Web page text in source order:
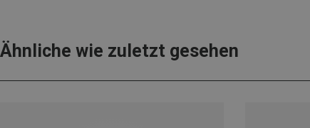
Ähnliche wie zuletzt gesehen